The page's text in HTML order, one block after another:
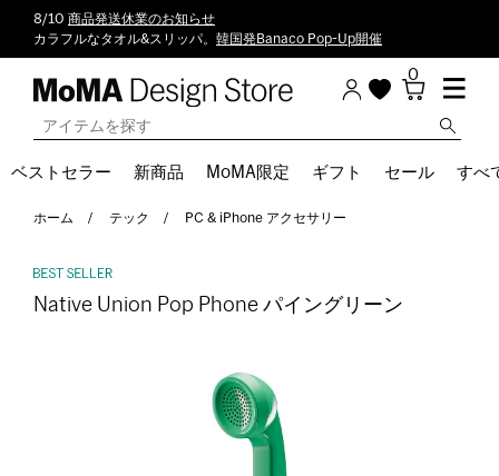
8/10 商品発送休業のお知らせ
カラフルなタオル&スリッパ。 韓国発Banaco Pop-Up開催
0
ベストセラー 新商品 MoMA限定 ギフト セール すべ
ホーム テック PC & iPhone アクセサリー
Native Union Pop Phone パイングリーン